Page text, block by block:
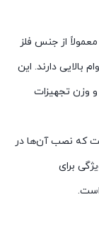
از جنس فلز
بالایی دارند. این
وزن تجهیزات
که نصب آن‌ها در
برای
است.